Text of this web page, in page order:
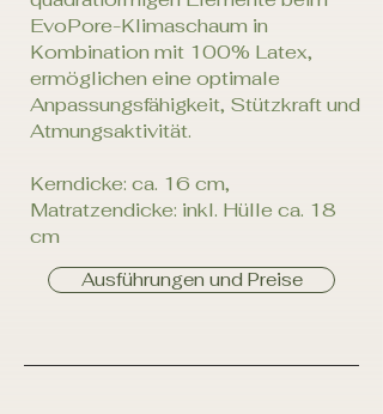
EvoPore-Klimaschaum in
Kombination mit 100% Latex,
ermöglichen eine optimale
Anpassungsfähigkeit, Stützkraft und
Atmungsaktivität.
Kerndicke: ca. 16 cm,
Matratzendicke: inkl. Hülle ca. 18
cm
Ausführungen und Preise